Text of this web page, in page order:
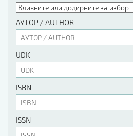
АУТОР / AUTHOR
UDK
ISBN
ISSN